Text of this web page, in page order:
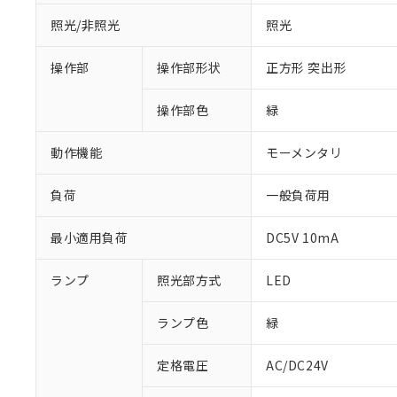
照光/非照光 照光
操作部 操作部形状 正方形 突出形
操作部色 緑
動作機能 モーメンタリ
負荷 一般負荷用
最小適用負荷 DC5V 10mA
ランプ 照光部方式 LED
ランプ色 緑
定格電圧 AC/DC24V
ご利用条件
※1 対応状況
対応予定：EU
対応予定なし：